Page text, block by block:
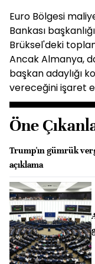
Euro Bölgesi
Bankası
Brüksel'deki
Ancak Almanya,
başkan adaylığı
vereceğini işaret
Öne
Trump'ın gümrük
açıklama